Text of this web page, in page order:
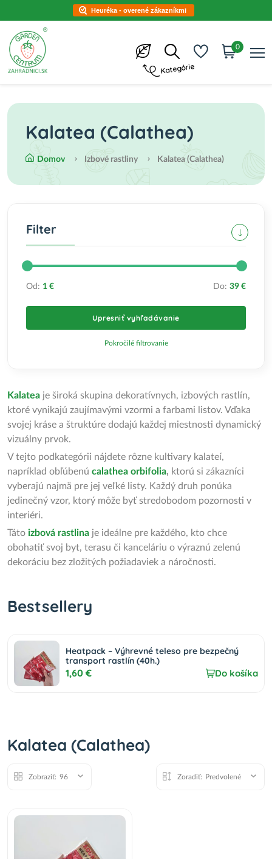
Heuréka - overené zákazníkmi
Kategórie
0
Kalatea (Calathea)
Domov Izbové rastliny Kalatea (Calathea)
Filter
Od: 1 € Do: 39 €
Upresniť vyhľadávanie
Pokročilé filtrovanie
Kalatea je široká skupina dekoratívnych, izbových rastlín,
ktoré vynikajú zaujímavými vzormi a farbami listov. Vďaka
svojej kráse a štruktúre dodajú každej miestnosti dynamický
vizuálny prvok.
V tejto podkategórii nájdete rôzne kultivary kalateí,
napríklad obľúbenú calathea orbifolia, ktorú si zákazníci
vyberajú najmä pre jej veľké listy. Každý druh ponúka
jedinečný vzor, ktorý môže byť stredobodom pozornosti v
interiéri.
Táto izbová rastlina je ideálne pre každého, kto chce
obohatiť svoj byt, terasu či kanceláriu o výraznú zelenú
dekoráciu bez zložitých požiadaviek a náročnosti.
Bestsellery
Heatpack – Výhrevné teleso pre bezpečný
transport rastlín (40h.)
1,60 € Do košíka
Kalatea (Calathea)
Zobraziť: 96 Zoradiť: Predvolené